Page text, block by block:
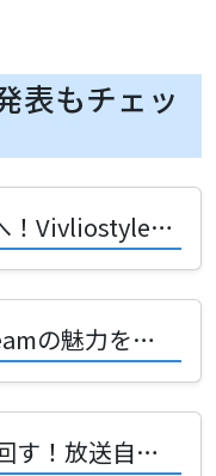
表もチェッ
Markdownを美しいPDFへ！Vivliostyleで変わる未来の書類作成術
次世代の覇権言語！？Gleamの魅力を創好リナさんがVRChatで熱弁！
個人で24時間テレビ局を回す！放送自動化システムICS-TVの驚愕アーキテクチャ